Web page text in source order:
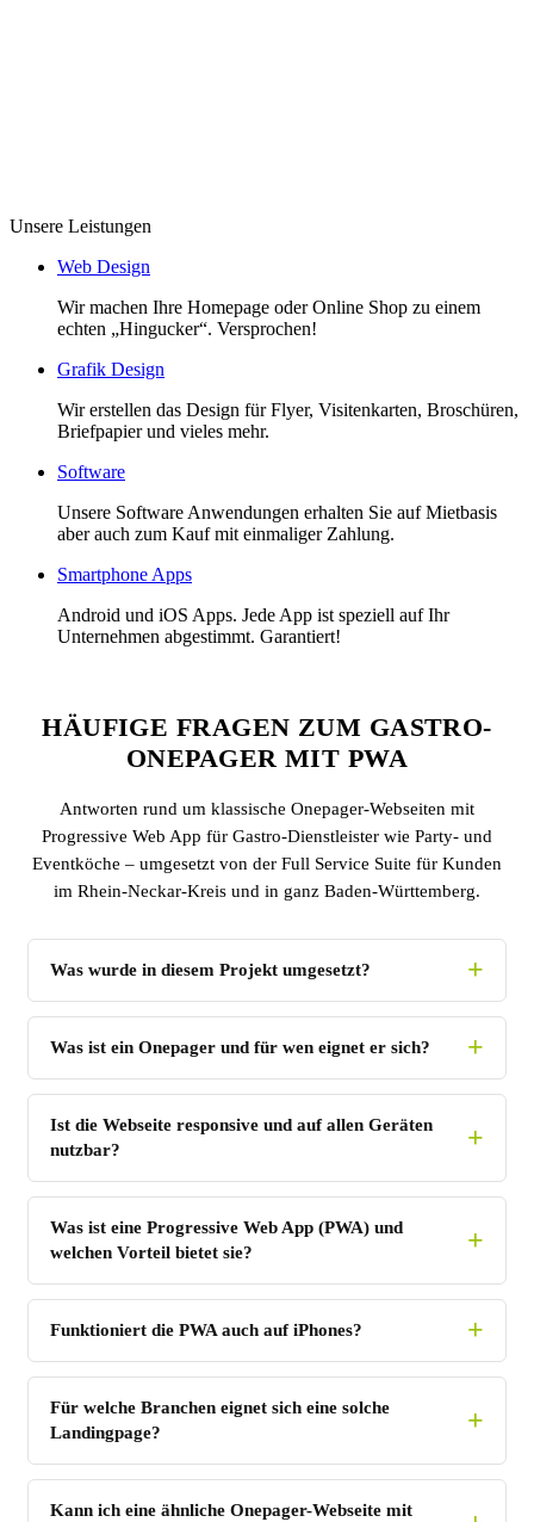
Unsere Leistungen
Web Design
Wir machen Ihre Homepage oder Online Shop zu einem
echten „Hingucker“. Versprochen!
Grafik Design
Wir erstellen das Design für Flyer, Visitenkarten, Broschüren,
Briefpapier und vieles mehr.
Software
Unsere Software Anwendungen erhalten Sie auf Mietbasis
aber auch zum Kauf mit einmaliger Zahlung.
Smartphone Apps
Android und iOS Apps. Jede App ist speziell auf Ihr
Unternehmen abgestimmt. Garantiert!
HÄUFIGE FRAGEN ZUM GASTRO-
ONEPAGER MIT PWA
Antworten rund um klassische Onepager-Webseiten mit
Progressive Web App für Gastro-Dienstleister wie Party- und
Eventköche – umgesetzt von der Full Service Suite für Kunden
im Rhein-Neckar-Kreis und in ganz Baden-Württemberg.
Was wurde in diesem Projekt umgesetzt?
Was ist ein Onepager und für wen eignet er sich?
Ist die Webseite responsive und auf allen Geräten
nutzbar?
Was ist eine Progressive Web App (PWA) und
welchen Vorteil bietet sie?
Funktioniert die PWA auch auf iPhones?
Für welche Branchen eignet sich eine solche
Landingpage?
Kann ich eine ähnliche Onepager-Webseite mit